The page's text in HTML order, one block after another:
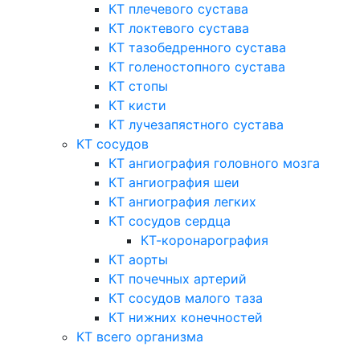
КТ плечевого сустава
КТ локтевого сустава
КТ тазобедренного сустава
КТ голеностопного сустава
КТ стопы
КТ кисти
КТ лучезапястного сустава
КТ сосудов
КТ ангиография головного мозга
КТ ангиография шеи
КТ ангиография легких
КТ сосудов сердца
КТ-коронарография
КТ аорты
КТ почечных артерий
КТ сосудов малого таза
КТ нижних конечностей
КТ всего организма